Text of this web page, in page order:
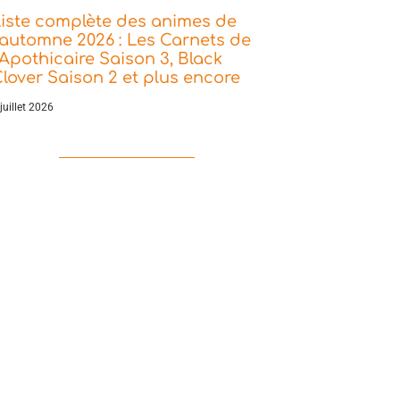
complète des animes de
2026 : Les Carnets de
Saison 3, Black
Saison 2 et plus encore
2026